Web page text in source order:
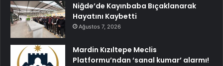
Niğde’de Kayınbaba Bıçaklanarak
Hayatını Kaybetti
Ağustos 7, 2026
Mardin Kızıltepe Meclis
Platformu’ndan ‘sanal kumar’ alarmı!